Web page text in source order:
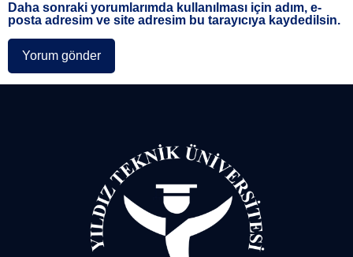
Daha sonraki yorumlarımda kullanılması için adım, e-
posta adresim ve site adresim bu tarayıcıya kaydedilsin.